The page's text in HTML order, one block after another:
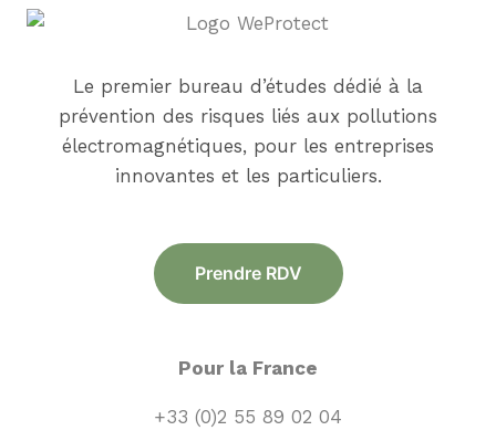
Le premier bureau d’études dédié à la
prévention des risques liés aux pollutions
électromagnétiques, pour les entreprises
innovantes et les particuliers.
Prendre RDV
Pour la France
+33 (0)2 55 89 02 04